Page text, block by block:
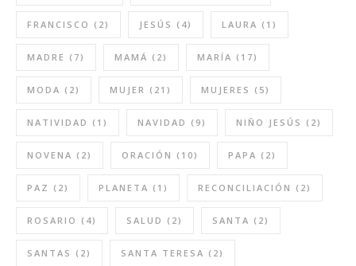
FRANCISCO (2) JESÚS (4) LAURA (1)
MADRE (7) MAMÁ (2) MARÍA (17)
MODA (2) MUJER (21) MUJERES (5)
NATIVIDAD (1) NAVIDAD (9) NIÑO JESÚS (2)
NOVENA (2) ORACIÓN (10) PAPA (2)
PAZ (2) PLANETA (1) RECONCILIACIÓN (2)
ROSARIO (4) SALUD (2) SANTA (2)
SANTAS (2) SANTA TERESA (2)